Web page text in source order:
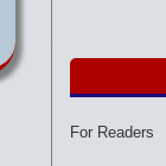
For Readers